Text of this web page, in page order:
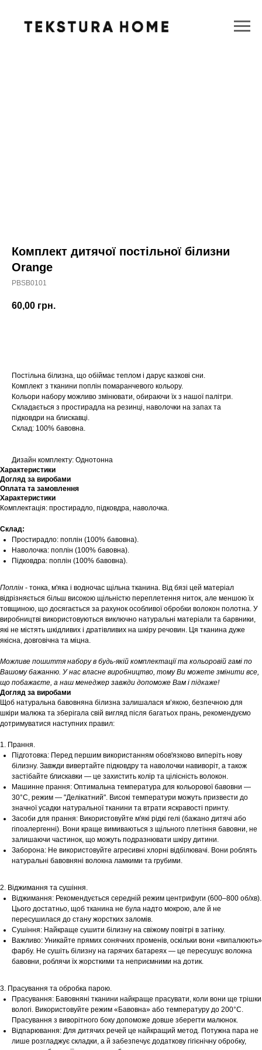
Комплект дитячої постільної білизни
Orange
PBSB0101
60,00 грн.
Постільна білизна, що обіймає теплом і дарує казкові сни.
Комплект з тканини поплін помаранчевого кольору.
Кольори набору можливо змінювати, обираючи їх з нашої палітри.
Складається з простирадла на резинці, наволочки на запах та
підковдри на блискавці.
Склад: 100% бавовна.
Дизайн комплекту: Однотонна
Характеристики
Догляд за виробами
Оплата та замовлення
Характеристики
Комплектація: простирадло, підковдра, наволочка.
Склад:
Простирадло: поплін (100% бавовна).
Наволочка: поплін (100% бавовна).
Підковдра: поплін (100% бавовна).
Поплін - тонка, м'яка і водночас щільна тканина. Від бязі цей матеріал
відрізняється більш високою щільністю переплетення ниток, але меншою їх
товщиною, що досягається за рахунок особливої обробки волокон полотна. У
виробництві використовуються виключно натуральні матеріали та барвники,
які не містять шкідливих і дратівливих на шкіру речовин. Ця тканина дуже
якісна, довговічна та міцна.
Можливе пошиття набору в будь-якій комплектації та кольоровій гамі по
Вашому бажанню. У нас власне виробництво, тому Ви можете змінити все,
що побажаєте, а наш менеджер завжди допоможе Вам і підкаже!
Догляд за виробами
Щоб натуральна бавовняна білизна залишалася м’якою, безпечною для
шкіри малюка та зберігала свій вигляд після багатьох прань, рекомендуємо
дотримуватися наступних правил:
1. Прання.
Підготовка: Перед першим використанням обов'язково виперіть нову
білизну. Завжди вивертайте підковдру та наволочки навиворіт, а також
застібайте блискавки — це захистить колір та цілісність волокон.
Машинне прання: Оптимальна температура для кольорової бавовни —
30°С, режим — "Делікатний". Високі температури можуть призвести до
значної усадки натуральної тканини та втрати яскравості принту.
Засоби для прання: Використовуйте м'які рідкі гелі (бажано дитячі або
гіпоалергенні). Вони краще вимиваються з щільного плетіння бавовни, не
залишаючи частинок, що можуть подразнювати шкіру дитини.
Заборона: Не використовуйте агресивні хлорні відбілювачі. Вони роблять
натуральні бавовняні волокна ламкими та грубими.
2. Віджимання та сушіння.
Віджимання: Рекомендується середній режим центрифуги (600–800 об/хв).
Цього достатньо, щоб тканина не була надто мокрою, але й не
пересушилася до стану жорстких заломів.
Сушіння: Найкраще сушити білизну на свіжому повітрі в затінку.
Важливо: Уникайте прямих сонячних променів, оскільки вони «випалюють»
фарбу. Не сушіть білизну на гарячих батареях — це пересушує волокна
бавовни, роблячи їх жорсткими та неприємними на дотик.
3. Прасування та обробка парою.
Прасування: Бавовняні тканини найкраще прасувати, коли вони ще трішки
вологі. Використовуйте режим «Бавовна» або температуру до 200°С.
Прасування з виворітного боку допоможе довше зберегти малюнок.
Відпарювання: Для дитячих речей це найкращий метод. Потужна пара не
лише розгладжує складки, а й забезпечує додаткову гігієнічну обробку,